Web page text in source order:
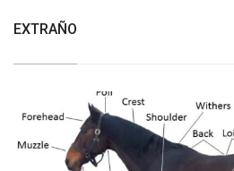
EXTRAÑO